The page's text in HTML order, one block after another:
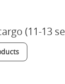
(11-13